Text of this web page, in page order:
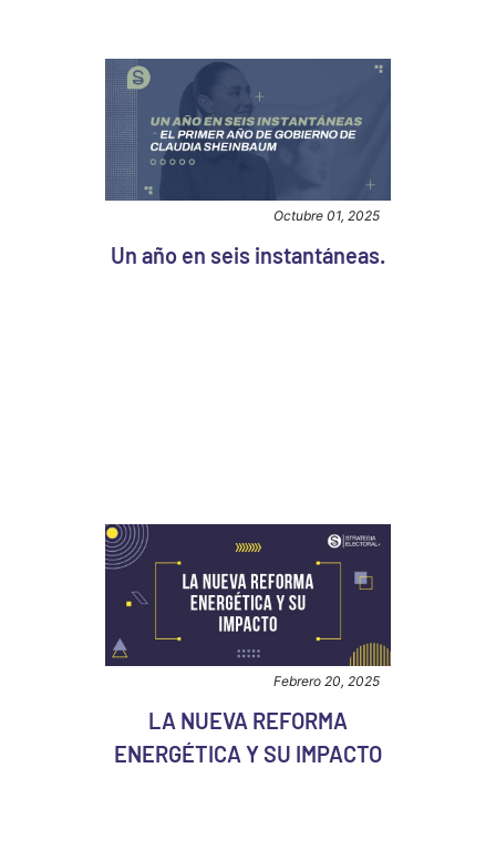
Octubre 01, 2025
Un año en seis instantáneas.
Febrero 20, 2025
LA NUEVA REFORMA
ENERGÉTICA Y SU IMPACTO